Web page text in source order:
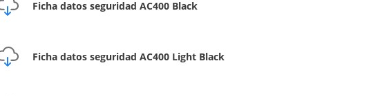
Ficha datos seguridad AC400 Black
Ficha datos seguridad AC400 Light Black